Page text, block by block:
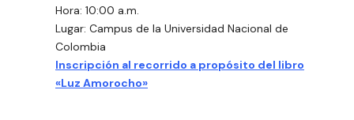
Hora: 10:00 a.m.
Lugar: Campus de la Universidad Nacional de
Colombia
Inscripción al recorrido a propósito del libro
«Luz Amorocho»